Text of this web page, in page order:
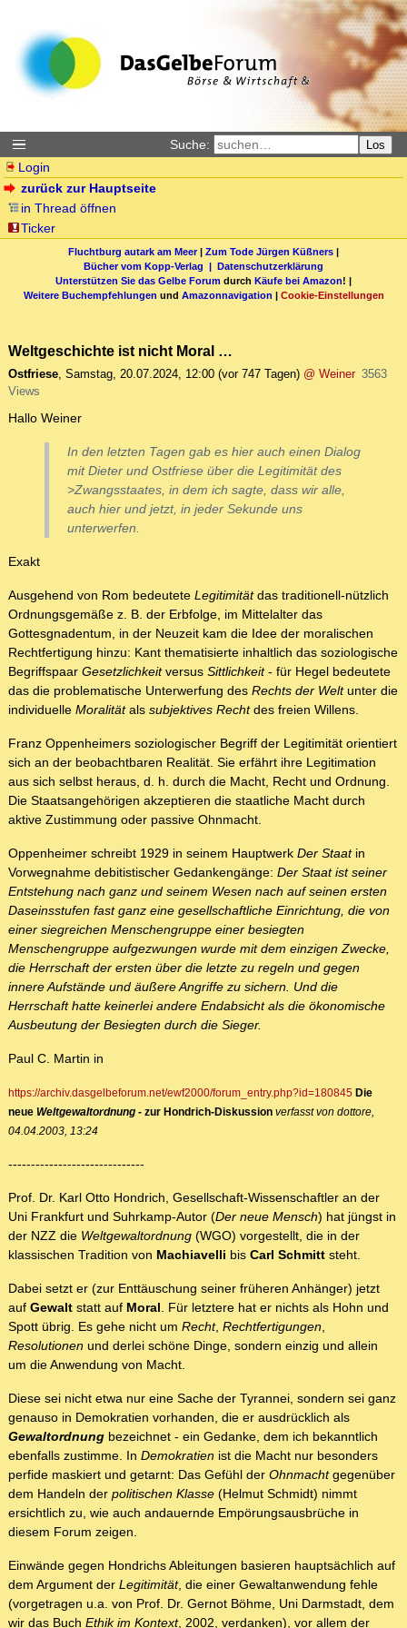
Suche: Los
Login
zurück zur Hauptseite
in Thread öffnen
Ticker
Fluchtburg autark am Meer| Zum Tode Jürgen Küßners |
Bücher vom Kopp-Verlag | Datenschutzerklärung
Unterstützen Sie das Gelbe Forum durch Käufe bei Amazon! |
Weitere Buchempfehlungen und Amazonnavigation | Cookie-Einstellungen
Weltgeschichte ist nicht Moral …
Ostfriese, Samstag, 20.07.2024, 12:00 (vor 747 Tagen) @ Weiner 3563
Views
Hallo Weiner
In den letzten Tagen gab es hier auch einen Dialog
mit Dieter und Ostfriese über die Legitimität des
>Zwangsstaates, in dem ich sagte, dass wir alle,
auch hier und jetzt, in jeder Sekunde uns
unterwerfen.
Exakt
Ausgehend von Rom bedeutete Legitimitätdas traditionell-nützlich
Ordnungsgemäße z. B. der Erbfolge, im Mittelalter das
Gottesgnadentum, in der Neuzeit kam die Idee der moralischen
Rechtfertigung hinzu: Kant thematisierte inhaltlich das soziologische
Begriffspaar Gesetzlichkeitversus Sittlichkeit- für Hegel bedeutete
das die problematische Unterwerfung des Rechts der Weltunter die
individuelle Moralitätals subjektives Rechtdes freien Willens.
Franz Oppenheimers soziologischer Begriff der Legitimität orientiert
sich an der beobachtbaren Realität. Sie erfährt ihre Legitimation
aus sich selbst heraus, d. h. durch die Macht, Recht und Ordnung.
Die Staatsangehörigen akzeptieren die staatliche Macht durch
aktive Zustimmung oder passive Ohnmacht.
Oppenheimer schreibt 1929 in seinem Hauptwerk Der Staatin
Vorwegnahme debitistischer Gedankengänge: Der Staat ist seiner
Entstehung nach ganz und seinem Wesen nach auf seinen ersten
Daseinsstufen fast ganz eine gesellschaftliche Einrichtung, die von
einer siegreichen Menschengruppe einer besiegten
Menschengruppe aufgezwungen wurde mit dem einzigen Zwecke,
die Herrschaft der ersten über die letzte zu regeln und gegen
innere Aufstände und äußere Angriffe zu sichern. Und die
Herrschaft hatte keinerlei andere Endabsicht als die ökonomische
Ausbeutung der Besiegten durch die Sieger.
Paul C. Martin in
https://archiv.dasgelbeforum.net/ewf2000/forum_entry.php?id=180845 Die
neue Weltgewaltordnung - zur Hondrich-Diskussion verfasst von dottore,
04.04.2003, 13:24
------------------------------
Prof. Dr. Karl Otto Hondrich, Gesellschaft-Wissenschaftler an der
Uni Frankfurt und Suhrkamp-Autor (Der neue Mensch) hat jüngst in
der NZZ die Weltgewaltordnung (WGO) vorgestellt, die in der
klassischen Tradition von Machiavelli bis Carl Schmitt steht.
Dabei setzt er (zur Enttäuschung seiner früheren Anhänger) jetzt
auf Gewalt statt auf Moral. Für letztere hat er nichts als Hohn und
Spott übrig. Es gehe nicht um Recht, Rechtfertigungen,
Resolutionen und derlei schöne Dinge, sondern einzig und allein
um die Anwendung von Macht.
Diese sei nicht etwa nur eine Sache der Tyrannei, sondern sei ganz
genauso in Demokratien vorhanden, die er ausdrücklich als
Gewaltordnung bezeichnet - ein Gedanke, dem ich bekanntlich
ebenfalls zustimme. In Demokratien ist die Macht nur besonders
perfide maskiert und getarnt: Das Gefühl der Ohnmachtgegenüber
dem Handeln der politischen Klasse (Helmut Schmidt) nimmt
ersichtlich zu, wie auch andauernde Empörungsausbrüche in
diesem Forum zeigen.
Einwände gegen Hondrichs Ableitungen basieren hauptsächlich auf
dem Argument der Legitimität, die einer Gewaltanwendung fehle
(vorgetragen u.a. von Prof. Dr. Gernot Böhme, Uni Darmstadt, dem
wir das Buch Ethik im Kontext, 2002, verdanken), vor allem der